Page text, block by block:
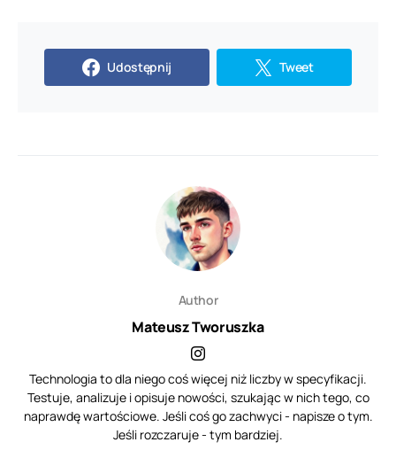
Udostępnij Tweet
Author
Mateusz Tworuszka
Technologia to dla niego coś więcej niż liczby w specyfikacji.
Testuje, analizuje i opisuje nowości, szukając w nich tego, co
naprawdę wartościowe. Jeśli coś go zachwyci - napisze o tym.
Jeśli rozczaruje - tym bardziej.